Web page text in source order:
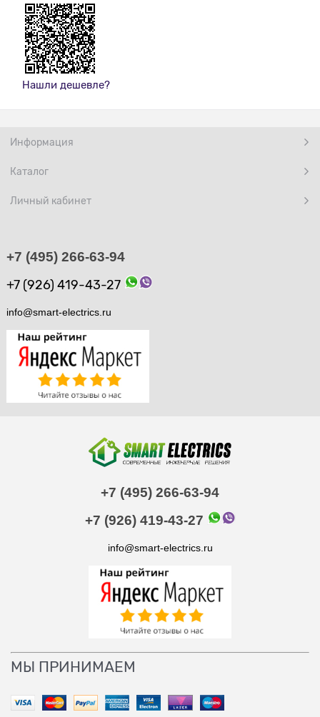
Нашли дешевле?
Информация
Каталог
Личный кабинет
+7 (495) 266-63-94
+7 (926) 419-43-27
info@smart-electrics.ru
+7 (495) 266-63-94
+7 (926) 419-43-27
info@smart-electrics.ru
МЫ ПРИНИМАЕМ